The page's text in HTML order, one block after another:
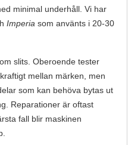
minimal underhåll. Vi har
Imperia som använts i 20-30
slits. Oberoende tester
mellan märken, men
som kan behöva bytas ut
Reparationer är oftast
fall blir maskinen